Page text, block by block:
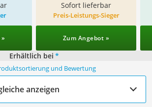
Sofort lieferbar
Preis-Leistungs-Sieger
Zum Angebot »
Erhältlich bei *
und Bewertung
anzeigen